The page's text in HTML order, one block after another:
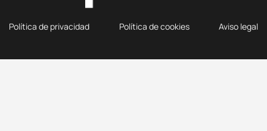
Política de privacidad Política de cookies Aviso legal